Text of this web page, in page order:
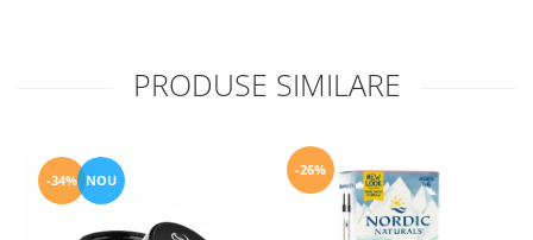
PRODUSE SIMILARE
-34% NOU
-26%